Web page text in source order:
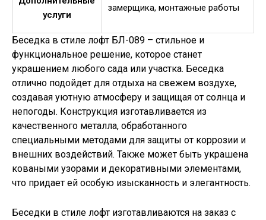
услуги
замерщика, монтажные работы
Беседка в стиле лофт БЛ-089 – стильное и
функциональное решение, которое станет
украшением любого сада или участка. Беседка
отлично подойдет для отдыха на свежем воздухе,
создавая уютную атмосферу и защищая от солнца и
непогоды. Конструкция изготавливается из
качественного металла, обработанного
специальными методами для защиты от коррозии и
внешних воздействий. Также может быть украшена
коваными узорами и декоративными элементами,
что придает ей особую изысканность и элегантность.
Беседки в стиле лофт изготавливаются на заказ с